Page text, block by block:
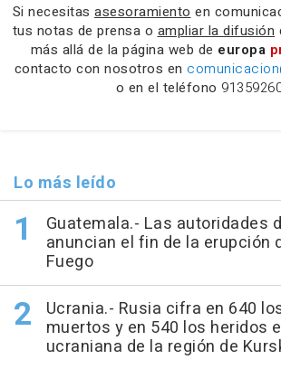
Si necesitas asesoramiento en
tus notas de prensa o ampliar la difusión
más allá de la página web de europa
contacto con nosotros en
o en el teléfono
Lo más leído
Guatemala.- Las autoridades
anuncian el fin de la erupción
Fuego
Ucrania.- Rusia cifra en 640
muertos y en 540 los heridos
ucraniana de la región de